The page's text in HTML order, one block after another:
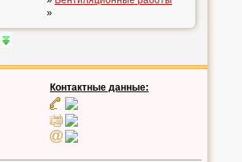
»
Контактные данные: